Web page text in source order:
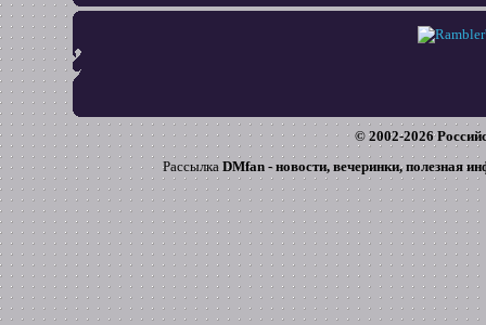
© 2002-2026
Рассылка DMfan - новости, вечеринки, полезная